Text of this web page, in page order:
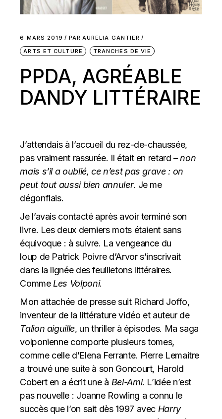
6 MARS 2019 PAR AURELIA GANTIER
ARTS ET CULTURE
TRANCHES DE VIE
PPDA, AGRÉABLE
DANDY LITTÉRAIRE
J’attendais à l’accueil du rez-de-chaussée,
pas vraiment rassurée. Il était en retard –non
mais s’il a oublié, ce n’est pas grave : on
peut tout aussi bien annuler. Je me
dégonflais.
Je l’avais contacté après avoir terminé son
livre. Les deux derniers mots étaient sans
équivoque : à suivre. La vengeance du
loup de Patrick Poivre d’Arvor s’inscrivait
dans la lignée des feuilletons littéraires.
CommeLes Volponi.
Mon attachée de presse suit Richard Joffo,
inventeur de la littérature vidéo et auteur de
Talion aiguille, un thriller à épisodes. Ma saga
volponienne comporte plusieurs tomes,
comme celle d’Elena Ferrante. Pierre Lemaitre
a trouvé une suite à son Goncourt, Harold
Cobert en a écrit une à Bel-Ami. L’idée n’est
pas nouvelle : Joanne Rowling a connu le
succès que l’on sait dès 1997 avec Harry